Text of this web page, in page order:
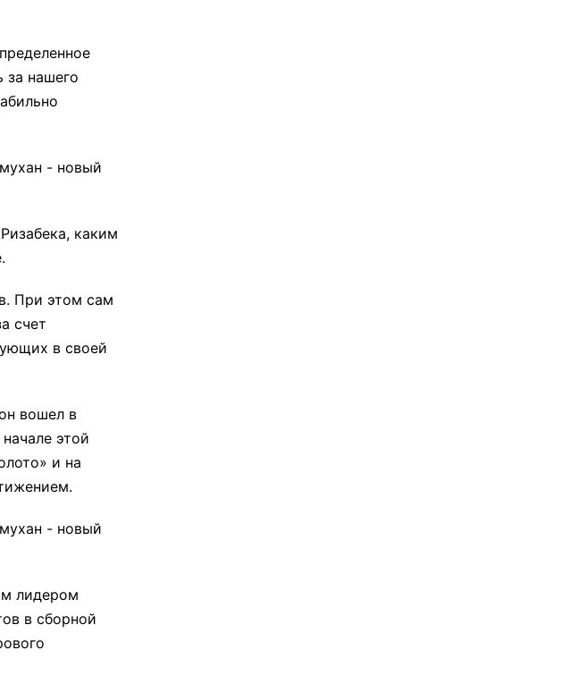
за нашего
каким
При этом сам
счет
в своей
вошел в
этой
и на
лидером
в сборной